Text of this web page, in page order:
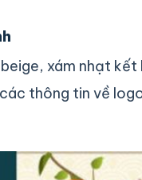
xám nhạt
thông tin về